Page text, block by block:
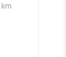
km